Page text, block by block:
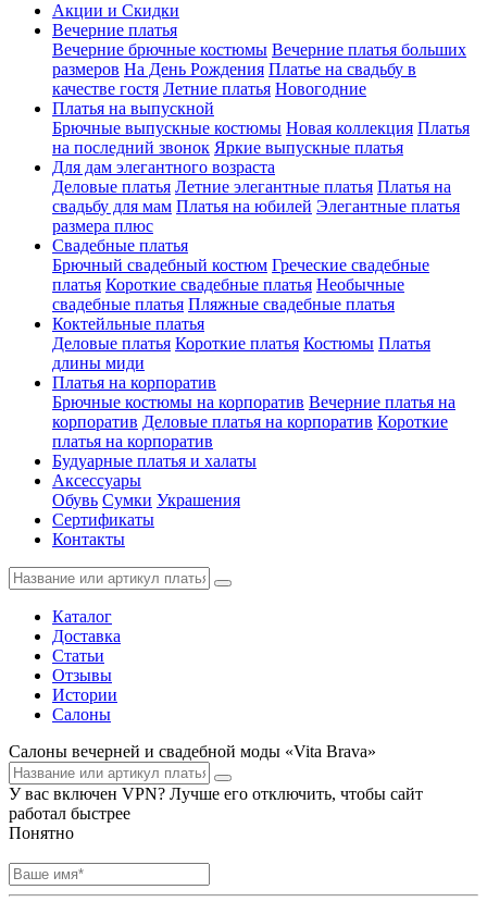
Акции и Скидки
Вечерние платья
Вечерние брючные костюмы Вечерние платья больших
размеров На День Рождения Платье на свадьбу в
качестве гостя Летние платья Новогодние
Платья на выпускной
Брючные выпускные костюмы Новая коллекция Платья
на последний звонок Яркие выпускные платья
Для дам элегантного возраста
Деловые платья Летние элегантные платья Платья на
свадьбу для мам Платья на юбилей Элегантные платья
размера плюс
Свадебные платья
Брючный свадебный костюм Греческие свадебные
платья Короткие свадебные платья Необычные
свадебные платья Пляжные свадебные платья
Коктейльные платья
Деловые платья Короткие платья Костюмы Платья
длины миди
Платья на корпоратив
Брючные костюмы на корпоратив Вечерние платья на
корпоратив Деловые платья на корпоратив Короткие
платья на корпоратив
Будуарные платья и халаты
Аксессуары
Обувь Сумки Украшения
Сертификаты
Контакты
Каталог
Доставка
Статьи
Отзывы
Истории
Салоны
Салоны вечерней и свадебной моды «Vita Brava»
У вас включен VPN? Лучше его отключить, чтобы сайт
работал быстрее
Понятно